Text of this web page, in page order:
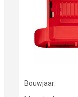
Bouwjaar: